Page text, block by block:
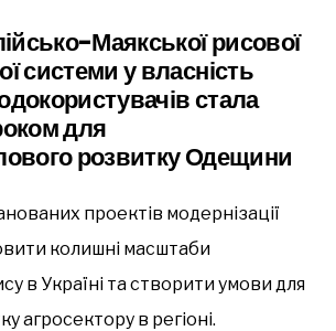
Маякської рисової
системи у власність
стала
для
розвитку Одещини
проектів модернізації
колишні масштаби
в Україні та створити умови для
агросектору в регіоні.